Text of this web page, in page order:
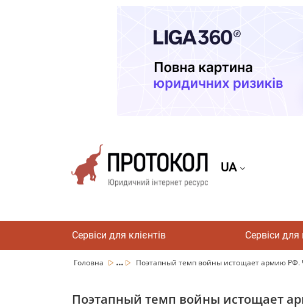
UA
Сервіси для клієнтів Сервіси для
Головна ... Поэтапный темп войны истощает армию РФ.
Поэтапный темп войны истощает